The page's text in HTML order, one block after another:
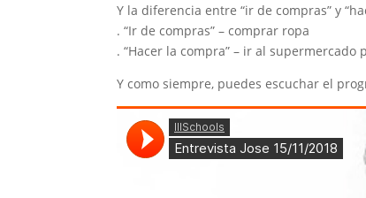
Y la diferencia entre “ir de compras” y
. “Ir de compras” – comprar ropa
. “Hacer la compra” – ir al supermercado
Y como siempre, puedes escuchar el